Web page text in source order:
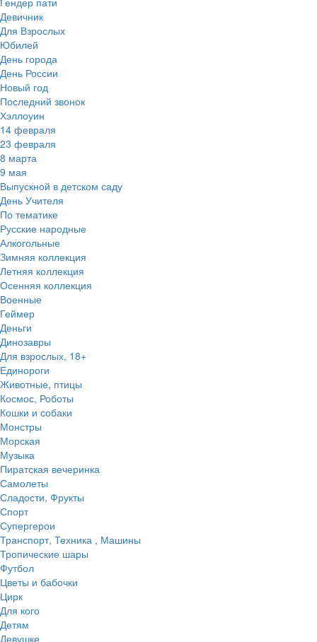
Девичник
Для Взрослых
Юбилей
День города
День России
Новый год
Последний звонок
Хэллоуин
14 февраля
23 февраля
8 марта
9 мая
Выпускной в детском саду
День Учителя
По тематике
Русские народные
Алкогольные
Зимняя коллекция
Летняя коллекция
Осенняя коллекция
Военные
Геймер
Деньги
Динозавры
Для взрослых, 18+
Единороги
Животные, птицы
Космос, Роботы
Кошки и собаки
Монстры
Морская
Музыка
Пиратская вечеринка
Самолеты
Сладости, Фрукты
Спорт
Супергерои
Транспорт, Техника , Машины
Тропические шары
Футбол
Цветы и бабочки
Цирк
Для кого
Детям
Девушке